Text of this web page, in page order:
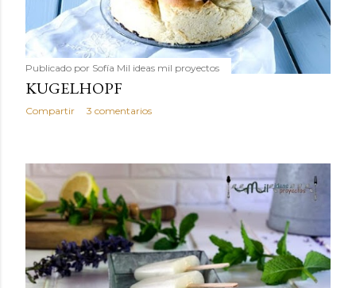
Publicado por Sofía Mil ideas mil proyectos
KUGELHOPF
Compartir 3 comentarios